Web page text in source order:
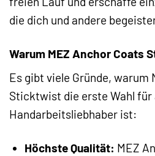
die dich und andere
Warum MEZ Anchor Coats
Es gibt viele Gründe, warum
Sticktwist die erste Wahl für
Handarbeitsliebhaber ist:
Höchste Qualität: MEZ